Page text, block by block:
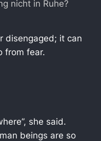
nicht in Ruhe?
disengaged; it can
from fear.
she said.
beings are so